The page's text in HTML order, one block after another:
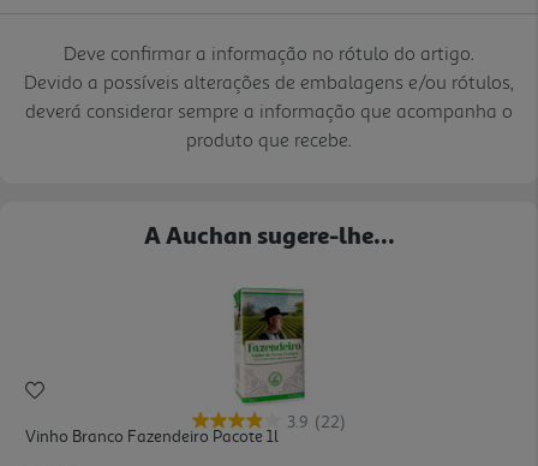
Deve confirmar a informação no rótulo do artigo.
Devido a possíveis alterações de embalagens e/ou rótulos,
deverá considerar sempre a informação que acompanha o
produto que recebe.
A Auchan sugere-lhe...
3.9 (22)
Vinho Branco Fazendeiro Pacote 1l